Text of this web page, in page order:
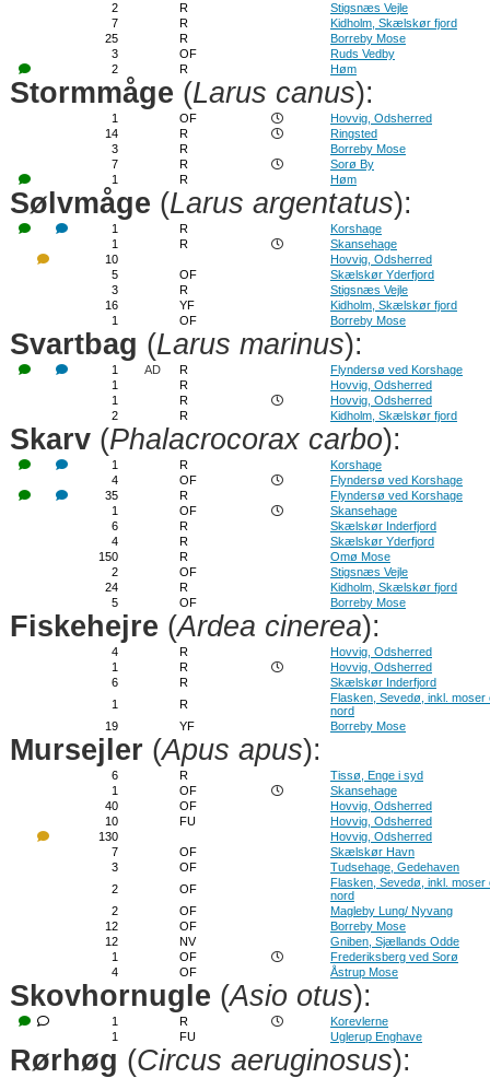
2
R
Stigsnæs Vejle
7
R
Kidholm, Skælskør fjord
25
R
Borreby Mose
3
OF
Ruds Vedby
2
R Høm
Stormmåge (Larus canus):
1 OF
Hovvig, Odsherred
14
R
Ringsted
3
R
Borreby Mose
7
R
Sorø By
1
R Høm
Sølvmåge (Larus argentatus):
1 R
Korshage
1
R
Skansehage
10
Hovvig, Odsherred
5
OF
Skælskør Yderfjord
3
R
Stigsnæs Vejle
16
YF
Kidholm, Skælskør fjord
1
OF Borreby Mose
Svartbag (Larus marinus):
1 AD R
Flyndersø ved Korshage
1
R
Hovvig, Odsherred
1
R
Hovvig, Odsherred
2
R Kidholm, Skælskør fjord
Skarv (Phalacrocorax carbo):
1 R
Korshage
4
OF
Flyndersø ved Korshage
35
R
Flyndersø ved Korshage
1
OF
Skansehage
6
R
Skælskør Inderfjord
4
R
Skælskør Yderfjord
150
R
Omø Mose
2
OF
Stigsnæs Vejle
24
R
Kidholm, Skælskør fjord
5
OF Borreby Mose
Fiskehejre (Ardea cinerea):
4 R
Hovvig, Odsherred
1
R
Hovvig, Odsherred
6
R
Skælskør Inderfjord
1
R
Flasken, Sevedø, inkl. moser
nord
19
YF Borreby Mose
Mursejler (Apus apus):
6 R
Tissø, Enge i syd
1
OF
Skansehage
40
OF
Hovvig, Odsherred
10
FU
Hovvig, Odsherred
130
Hovvig, Odsherred
7
OF
Skælskør Havn
3
OF
Tudsehage, Gedehaven
2
OF
Flasken, Sevedø, inkl. moser
nord
2
OF
Magleby Lung/ Nyvang
12
OF
Borreby Mose
12
NV
Gniben, Sjællands Odde
1
OF
Frederiksberg ved Sorø
4
OF Åstrup Mose
Skovhornugle (Asio otus):
1 R
Korevlerne
1
FU Uglerup Enghave
Rørhøg (Circus aeruginosus):